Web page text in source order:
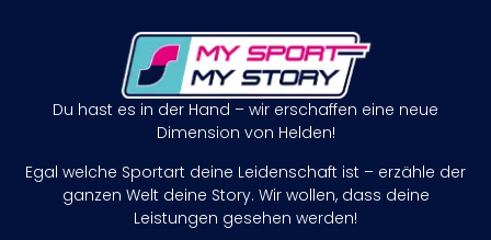
Du hast es in der Hand – wir erschaffen eine neue
Dimension von Helden!
Egal welche Sportart deine Leidenschaft ist – erzähle der
ganzen Welt deine Story. Wir wollen, dass deine
Leistungen gesehen werden!